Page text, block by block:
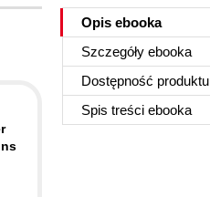
Opis ebooka
Szczegóły ebooka
Dostępność produktu
Spis treści ebooka